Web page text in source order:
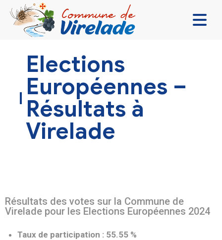
VIVRE ENSEMBLE
SE DIVERTIR
DÉCOUVRIR
CONTACT
Elections
Européennes –
Résultats à
Virelade
Résultats des votes sur la Commune de
Virelade pour les Elections Européennes 2024
Taux de participation : 55.55 %